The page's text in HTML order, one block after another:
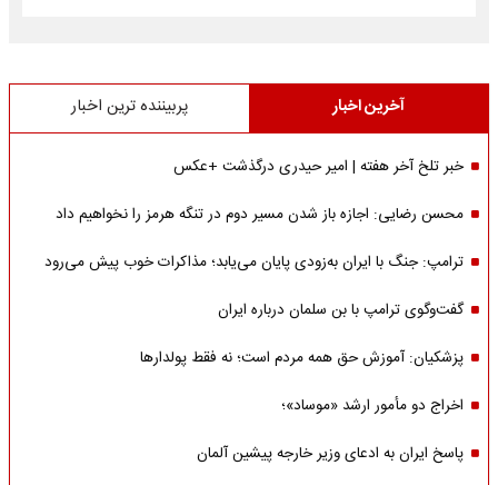
آخرین اخبار پربیننده ترین اخبار
خبر تلخ آخر هفته | امیر حیدری درگذشت +عکس
محسن رضایی: اجازه باز شدن مسیر دوم در تنگه هرمز را نخواهیم داد
ترامپ: جنگ با ایران به‌زودی پایان می‌یابد؛ مذاکرات خوب پیش می‌رود
گفت‌وگوی ترامپ با بن سلمان درباره ایران
پزشکیان: آموزش حق همه مردم است؛ نه فقط پولدارها
اخراج دو مأمور ارشد «موساد»؛
پاسخ ایران به ادعای وزیر خارجه پیشین آلمان